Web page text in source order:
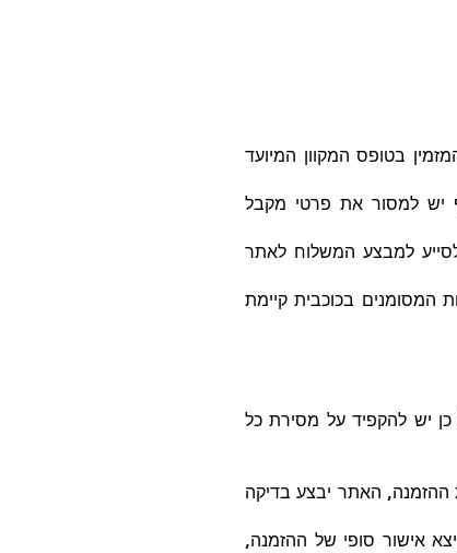
בטופס המקוון המיועד
יש למסור את פרטי מקבל
למבצע המשלוח לאתר
המסומנים בכוכבית קיימת
כן יש להקפיד על מסירת כל
ההזמנה, האתר יבצע בדיקה
אישור סופי של ההזמנה,